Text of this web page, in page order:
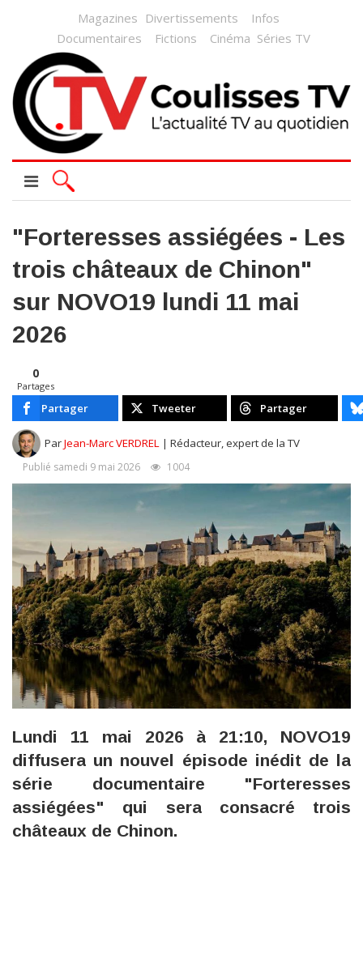
Magazines Divertissements
Infos
Documentaires
Fictions Cinéma Séries TV
"Forteresses assiégées - Les
trois châteaux de Chinon"
sur NOVO19 lundi 11 mai
2026
0
Partages
Partager Tweeter Partager
ParJean-Marc VERDREL | Rédacteur, expert de la TV
Publié samedi 9 mai 2026 1004
Lundi 11 mai 2026 à 21:10, NOVO19
diffusera un nouvel épisode inédit de la
série documentaire "Forteresses
assiégées" qui sera consacré trois
châteaux de Chinon.